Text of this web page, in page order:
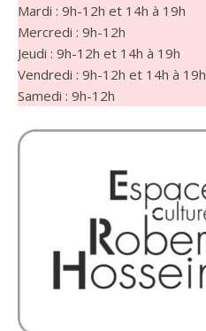
Mardi : 9h-12h et 14h à 19h
Mercredi : 9h-12h
Jeudi : 9h-12h et 14h à 19h
Vendredi : 9h-12h et 14h à 19h
Samedi : 9h-12h